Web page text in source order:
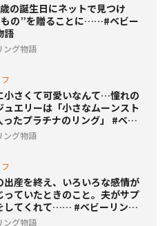
の誕生日にネットで見つけ
の”を贈ることに……#ベビー
語
ング物語
小さくて可愛いなんて…憧れの
ュエリーは「小さなムーンスト
ったプラチナのリング」 #ベビ
物語
ング物語
出産を終え、いろいろな感情が
っていたときのこと。夫がサプ
してくれて…… #ベビーリング
ング物語